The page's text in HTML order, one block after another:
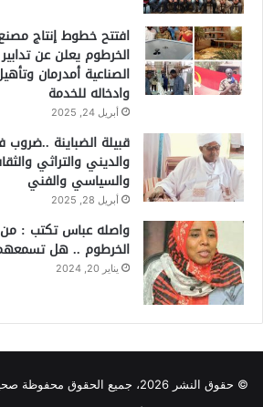
افتتح خطوط إنتاج
الخرطوم يعلن عن
الصناعية أمدرمان
وادخاله للخدمة
أبريل 24, 2025
قبيلة الضباينة ..ضروب
والديني والتراثي
والسياسي والفني
أبريل 28, 2025
واصله عباس تكتب : من
الخرطوم .. هل
يناير 20, 2024
© حقوق النشر 2026، جميع الحقوق